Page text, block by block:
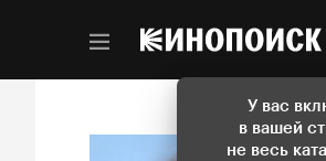
У вас
в вашей
не весь